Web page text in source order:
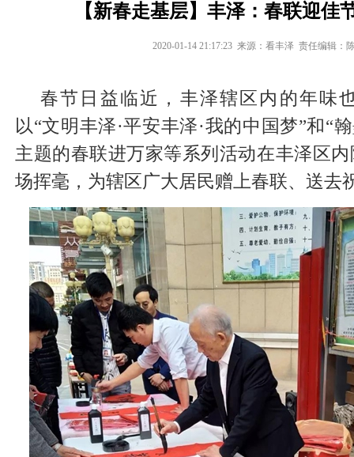
【新春走基层】丰泽：春联迎佳
2020-01-14 21:17:23 来源：看丰泽 责任编辑：
春节日益临近，丰泽辖区内的年味
以“文明丰泽·平安丰泽·我的中国梦”和“
主题的春联进万家等系列活动在丰泽区
场挥毫，为辖区广大居民赠上春联、送去